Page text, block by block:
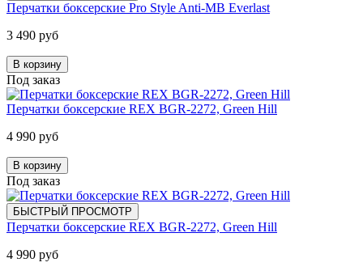
Перчатки боксерские Pro Style Anti-MB Everlast
3 490 руб
В корзину
Под заказ
Перчатки боксерские REX BGR-2272, Green Hill
4 990 руб
В корзину
Под заказ
БЫСТРЫЙ ПРОСМОТР
Перчатки боксерские REX BGR-2272, Green Hill
4 990 руб